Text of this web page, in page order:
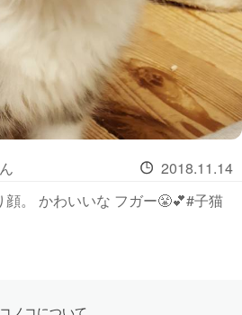
2018.11.14
。 かわいいな フガー😤💕#子猫